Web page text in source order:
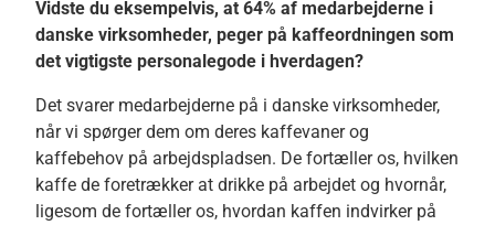
Vidste du eksempelvis, at 64% af medarbejderne i
danske virksomheder, peger på kaffeordningen som
det vigtigste personalegode i hverdagen?
Det svarer medarbejderne på i danske virksomheder,
når vi spørger dem om deres kaffevaner og
kaffebehov på arbejdspladsen. De fortæller os, hvilken
kaffe de foretrækker at drikke på arbejdet og hvornår,
ligesom de fortæller os, hvordan kaffen indvirker på